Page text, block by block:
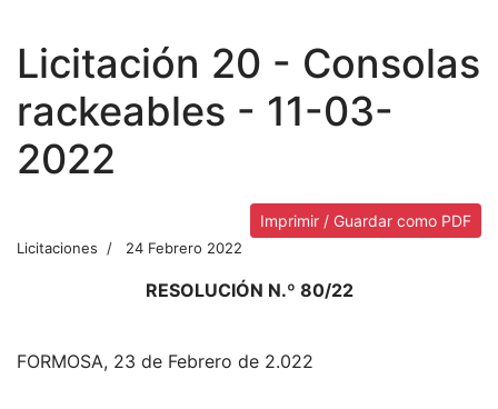
Licitación 20 - Consolas
rackeables - 11-03-
2022
Imprimir / Guardar como PDF
Licitaciones 24 Febrero 2022
RESOLUCIÓN N.º 80/22
FORMOSA, 23 de Febrero de 2.022